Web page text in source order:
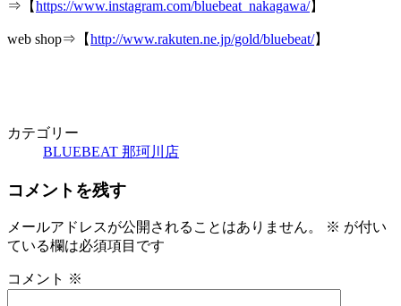
⇒【https://www.instagram.com/bluebeat_nakagawa/】
web shop⇒【http://www.rakuten.ne.jp/gold/bluebeat/】
カテゴリー
BLUEBEAT 那珂川店
コメントを残す
メールアドレスが公開されることはありません。 ※ が付い
ている欄は必須項目です
コメント ※